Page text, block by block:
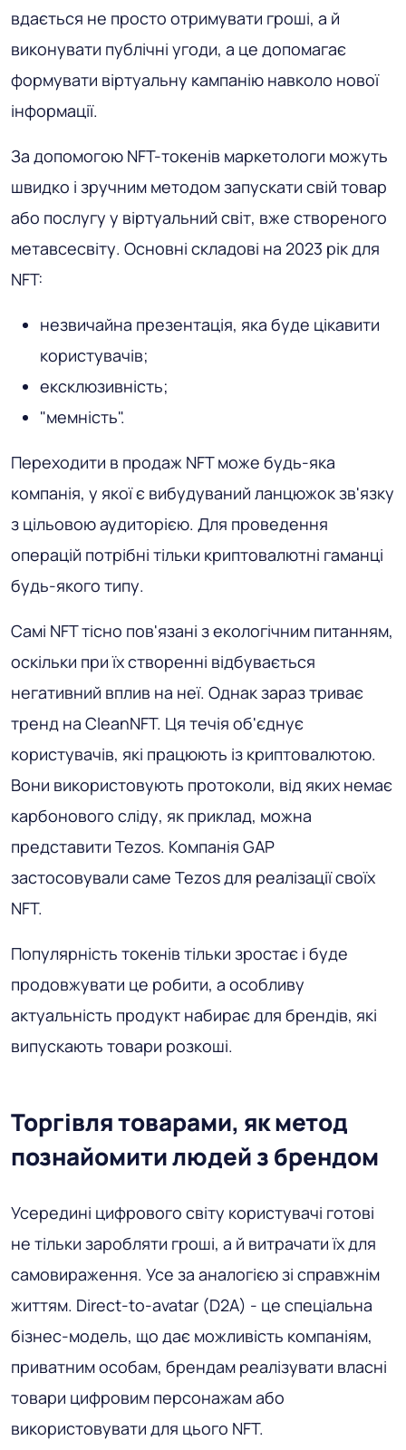
вдається не просто отримувати гроші, а й
виконувати публічні угоди, а це допомагає
формувати віртуальну кампанію навколо нової
інформації.
За допомогою NFT-токенів маркетологи можуть
швидко і зручним методом запускати свій товар
або послугу у віртуальний світ, вже створеного
метавсесвіту. Основні складові на 2023 рік для
NFT:
незвичайна презентація, яка буде цікавити
користувачів;
ексклюзивність;
"мемність".
Переходити в продаж NFT може будь-яка
компанія, у якої є вибудуваний ланцюжок зв'язку
з цільовою аудиторією. Для проведення
операцій потрібні тільки криптовалютні гаманці
будь-якого типу.
Самі NFT тісно пов'язані з екологічним питанням,
оскільки при їх створенні відбувається
негативний вплив на неї. Однак зараз триває
тренд на CleanNFT. Ця течія об'єднує
користувачів, які працюють із криптовалютою.
Вони використовують протоколи, від яких немає
карбонового сліду, як приклад, можна
представити Tezos. Компанія GAP
застосовували саме Tezos для реалізації своїх
NFT.
Популярність токенів тільки зростає і буде
продовжувати це робити, а особливу
актуальність продукт набирає для брендів, які
випускають товари розкоші.
Торгівля товарами, як метод
познайомити людей з брендом
Усередині цифрового світу користувачі готові
не тільки заробляти гроші, а й витрачати їх для
самовираження. Усе за аналогією зі справжнім
життям. Direct-to-avatar (D2A) - це спеціальна
бізнес-модель, що дає можливість компаніям,
приватним особам, брендам реалізувати власні
товари цифровим персонажам або
використовувати для цього NFT.